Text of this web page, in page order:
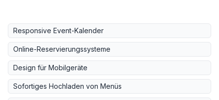
Responsive Event-Kalender
Online-Reservierungssysteme
Design für Mobilgeräte
Sofortiges Hochladen von Menüs